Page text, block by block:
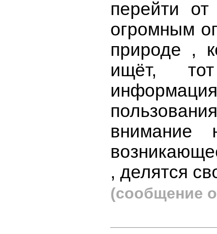
перейти
огромным
природе ,
ищёт,
внимание
, делятся
(сообщение